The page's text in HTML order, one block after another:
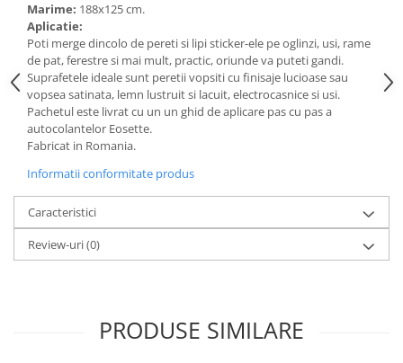
Marime: 188x125 cm.
Aplicatie:
Poti merge dincolo de pereti si lipi sticker-ele pe oglinzi, usi, rame
de pat, ferestre si mai mult, practic, oriunde va puteti gandi.
Suprafetele ideale sunt peretii vopsiti cu finisaje lucioase sau
vopsea satinata, lemn lustruit si lacuit, electrocasnice si usi.
Pachetul este livrat cu un un ghid de aplicare pas cu pas a
autocolantelor Eosette.
Fabricat in Romania.
Informatii conformitate produs
Caracteristici
Review-uri(0)
PRODUSE SIMILARE